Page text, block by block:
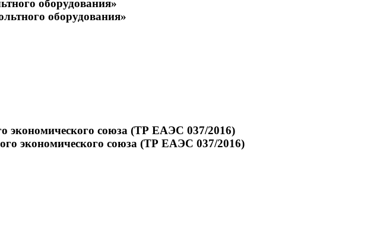
оборудования»
экономического союза (ТР ЕАЭС 037/2016)